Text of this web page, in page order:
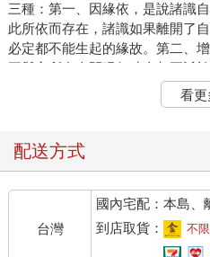
三種：第一、因緣依，是說諸識
此所依而存在，諸識如果離開了
必定都不能生起的緣故。第二、
王與心所在人間現行時全都要託
根時，諸識必定不可能於人間運
是說前一剎那滅失的意；諸多心
這三種所依，名為有所依，不是
總說三種所依。於佛法的唯識增
「所緣」是很重要的課題，必須
方能次第邁向佛地。《瑜伽師地
行？答：於一所緣作無量種差別
看更
配送方式
台灣
國內宅配：本島、
到店取貨：
不